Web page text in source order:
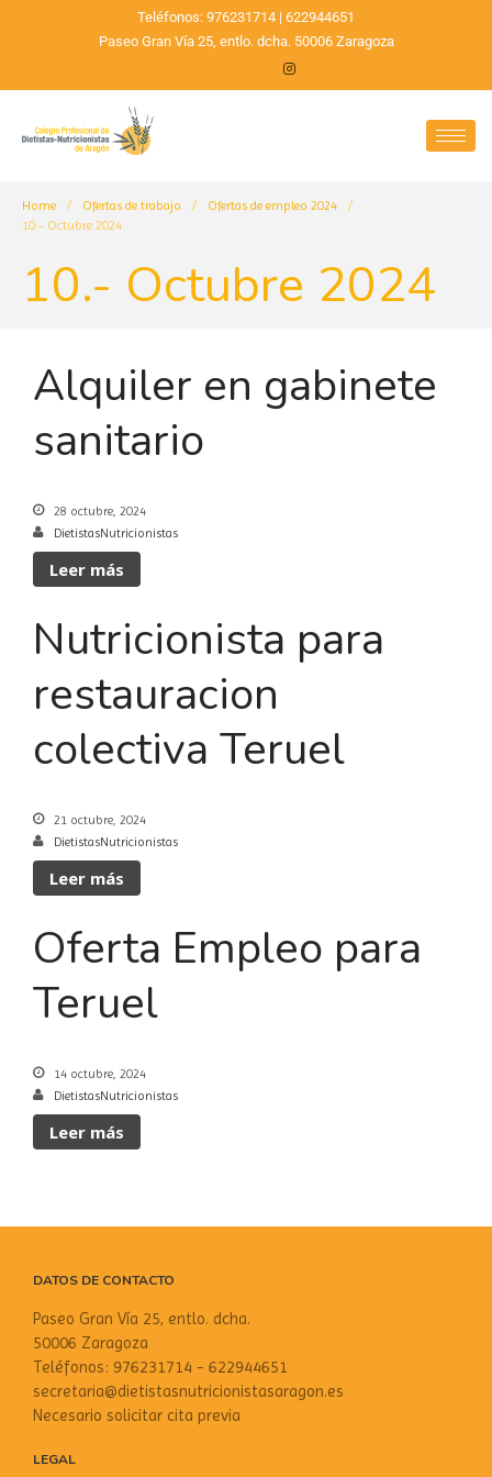
Teléfonos: 976231714 | 622944651
Paseo Gran Vía 25, entlo. dcha. 50006 Zaragoza
Home / Ofertas de trabajo / Ofertas de empleo 2024
/
10.- Octubre 2024
10.- Octubre 2024
Alquiler en gabinete
sanitario
28 octubre, 2024
DietistasNutricionistas
Leer más
Nutricionista para
restauracion
colectiva Teruel
21 octubre, 2024
DietistasNutricionistas
Leer más
Oferta Empleo para
Teruel
14 octubre, 2024
DietistasNutricionistas
Leer más
DATOS DE CONTACTO
Paseo Gran Vía 25, entlo. dcha.
50006 Zaragoza
Teléfonos: 976231714 - 622944651
secretaria@dietistasnutricionistasaragon.es
Necesario solicitar cita previa
LEGAL